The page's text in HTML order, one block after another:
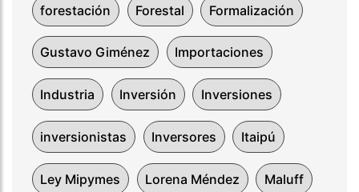
forestación Forestal Formalización
Gustavo Giménez Importaciones
Industria Inversión Inversiones
inversionistas Inversores Itaipú
Ley Mipymes Lorena Méndez Maluff